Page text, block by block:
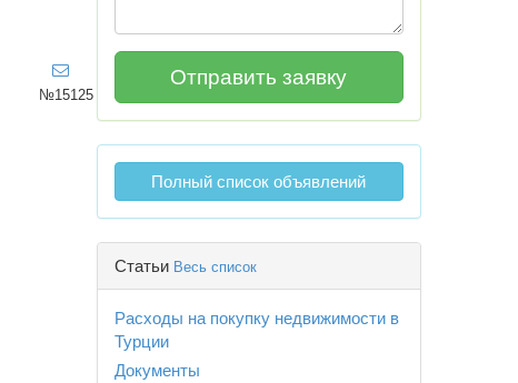
№15125
Полный список объявлений
Статьи Весь список
Расходы на покупку недвижимости в
Турции
Документы